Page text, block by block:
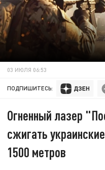
03 ИЮЛЯ 06:53
ПОДПИШИТЕСЬ:
Огненный лазер
сжигать
1500 метров